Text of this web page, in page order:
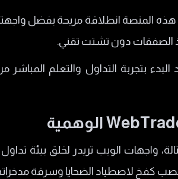
المنصة انطلاقة مريحة بفضل
الصفقات دون تشتت تقني.
البدء بتجربة التداول والتعلم
واجهات الويب تريدر لخلق بيئة
كفخ لاصطياد الضحايا وسرقة